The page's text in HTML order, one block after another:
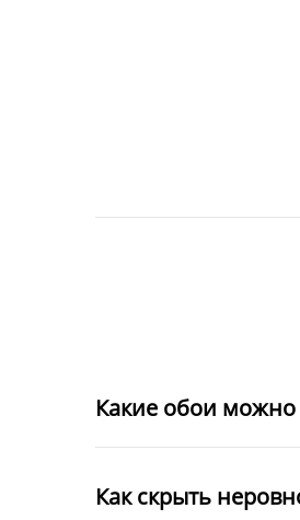
Какие обои
Как скрыть